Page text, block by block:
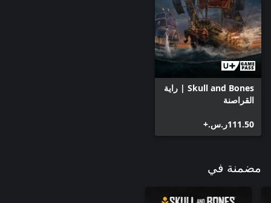
Skull and Bones | راية
القراصنة
‪ر.س.‏‎111.50‬+
مضمنة في